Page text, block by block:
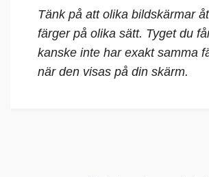
Tänk på att olika bildskärmar
färger på olika sätt. Tyget du
kanske inte har exakt samma
när den visas på din skärm.